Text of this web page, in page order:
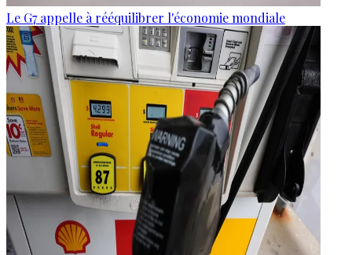
Le G7 appelle à rééquilibrer l'économie mondiale